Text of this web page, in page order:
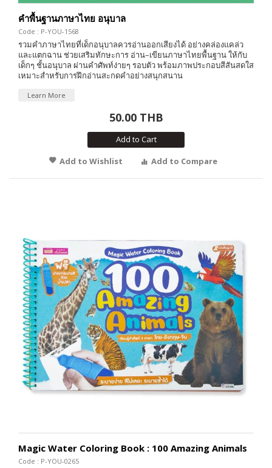
คำพื้นฐานภาษาไทย อนุบาล
Code : P-YOU-1568
รวมคำภาษาไทยที่เด็กอนุบาลควรอ่านออกเสียงได้ อย่างคล่องแคล่ว
และแตกฉาน ช่วยเสริมทักษะการ อ่าน–เขียนภาษาไทยพื้นฐาน ให้กับ
เด็กๆ ชั้นอนุบาล ผ่านคำศัพท์ง่ายๆ รอบตัว พร้อมภาพประกอบสีสันสดใส
เหมาะสำหรับการฝึกอ่านสะกดคำอย่างสนุกสนาน
Learn More
50.00 THB
Add to Cart
Add to Wishlist
Add to Compare
Magic Water Coloring Book : 100 Amazing Animals
Code : P-YOU-0265